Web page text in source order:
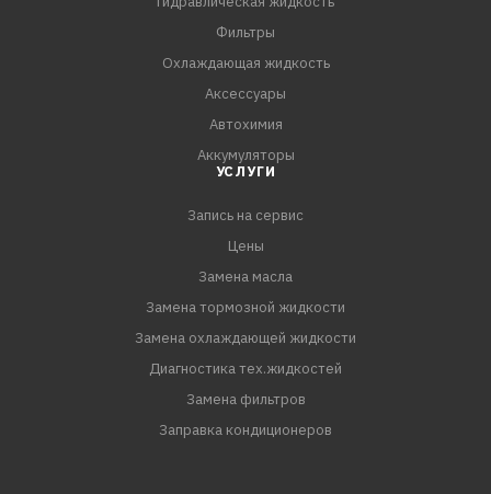
Фильтры
Охлаждающая жидкость
Аксессуары
Автохимия
Аккумуляторы
УСЛУГИ
Запись на сервис
Цены
Замена масла
Замена тормозной жидкости
Замена охлаждающей жидкости
Диагностика тех.жидкостей
Замена фильтров
Заправка кондиционеров